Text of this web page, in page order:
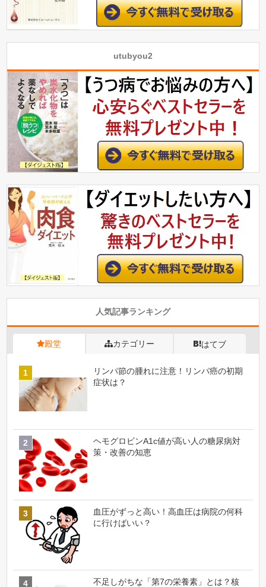
utubyou2
人気記事ランキング
殿堂 カテゴリー はてブ
リンパ節の腫れに注意！リンパ癌の初期
症状は？
ヘモグロビンA1c値が高い人の糖尿病対
策・改善の知恵
血圧がずっと高い！高血圧は病院の何科
に行けばいい？
不足しがちな「第7の栄養素」とは？核